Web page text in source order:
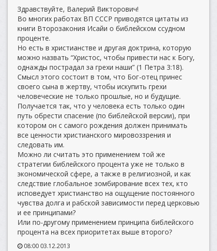
Здравствуйте, Валерий Викторович!
Во многих работах ВП СССР приводятся цитаты из
книги Второзакония Исайи о библейском ссудном
проценте.
Но есть в христианстве и другая доктрина, которую
можно назвать “Христос, чтобы привести нас к Богу,
однажды пострадал за грехи наши” (1 Петра 3:18).
Смысл этого состоит в том, что Бог-отец принес
своего сына в жертву, чтобы искупить грехи
человеческие не только прошлые, но и будущие.
Получается так, что у человека есть только один
путь обрести спасение (по библейской версии), при
котором он с самого рождения должен принимать
все ценности христианского мировоззрения и
следовать им.
Можно ли считать это применением той же
стратегии библейского процента уже не только в
экономической сфере, а также в религиозной, и как
следствие глобальное зомбирование всех тех, кто
исповедует христианство на ощущение постоянного
чувства долга и рабской зависимости перед церковью
и ее принципами?
Или по-другому применением принципа библейского
процента на всех приоритетах выше второго?
08:00 03.12.2013